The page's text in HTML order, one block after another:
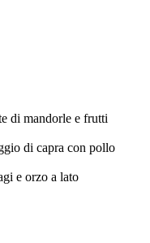
di mandorle e frutti
di capra con pollo
e orzo a lato